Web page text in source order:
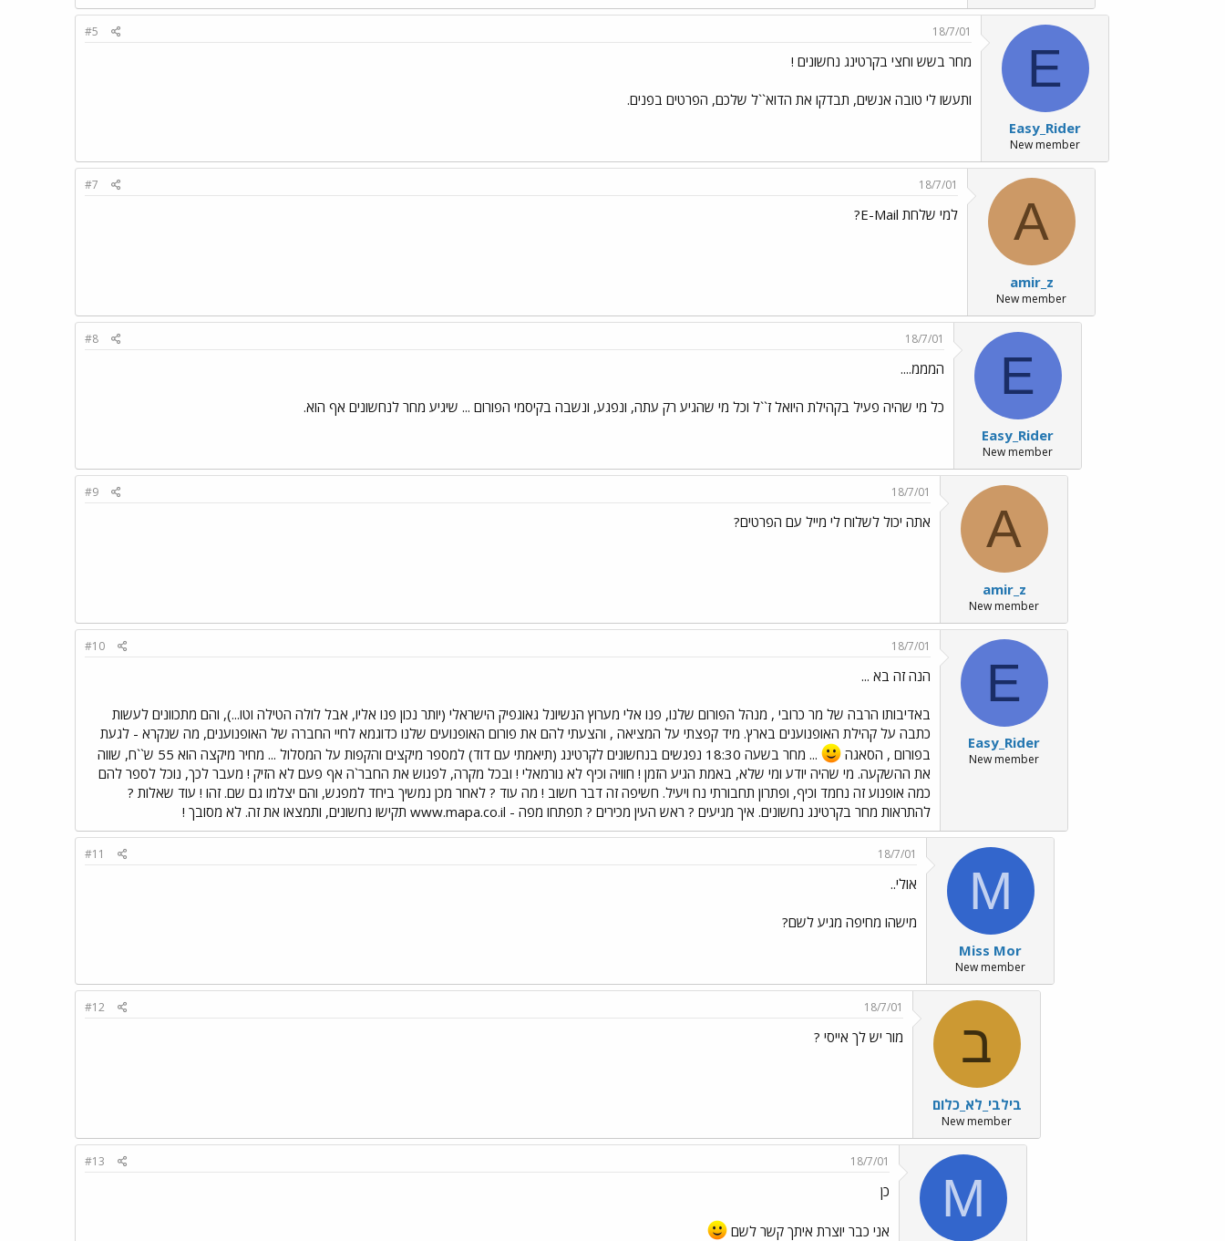
E
Easy_Rider
New member
18/7/01
#5
מחר בשש וחצי בקרטינג נחשונים !
ותעשו לי טובה אנשים, תבדקו את הדוא``ל שלכם, הפרטים בפנים.
A
amir_z
New member
18/7/01
#7
למי שלחת E-Mail?
E
Easy_Rider
New member
18/7/01
#8
המממ....
כל מי שהיה פעיל בקהילת היואל ז``ל וכל מי שהגיע רק עתה, ונפגע, ונשבה בקיסמי הפורום ... שיגיע מחר לנחשונים אף הוא.
A
amir_z
New member
18/7/01
#9
אתה יכול לשלוח לי מייל עם הפרטים?
E
Easy_Rider
New member
18/7/01
#10
הנה זה בא ...
באדיבותו הרבה של מר כרובי , מנהל הפורום שלנו, פנו אלי מערוץ הנשיונל גאוגפיק הישראלי (יותר נכון פנו אליו, אבל לולה הטילה וטו...), והם מתכוונים לעשות
כתבה על קהילת האופנוענים בארץ. מיד קפצתי על המציאה , והצעתי להם את פורום האופנועים שלנו כדוגמא לחיי החברה של האופנוענים, מה שנקרא - לגעת
בפורום , הסאגה
... מחר בשעה 18:30 נפגשים בנחשונים לקרטינג (תיאמתי עם דוד) למספר מיקצים והקפות על המסלול ... מחיר מיקצה הוא 55 ש``ח, שווה
את ההשקעה. מי שהיה יודע ומי שלא, באמת הגיע הזמן ! חוויה וכיף לא נורמאלי ! ובכל מקרה, לפגוש את החבר`ה אף פעם לא הזיק ! מעבר לכך, נוכל לספר להם
כמה אופנוע זה נחמד וכיף, ופתרון תחבורתי נח ויעיל. חשיפה זה דבר חשוב ! מה עוד ? לאחר מכן נמשיך ביחד למפגש, והם יצלמו גם שם. זהו ! עוד שאלות ?
להתראות מחר בקרטינג נחשונים. איך מגיעים ? ראש העין מכירים ? תפתחו מפה - www.mapa.co.il תקישו נחשונים, ותמצאו את זה. לא מסובך !
M
Miss Mor
New member
18/7/01
#11
אולי..
מישהו מחיפה מגיע לשם?
ב
בילבי_לא_כלום
New member
18/7/01
#12
מור יש לך אייסי ?
M
18/7/01
#13
כן
אני כבר יוצרת איתך קשר לשם